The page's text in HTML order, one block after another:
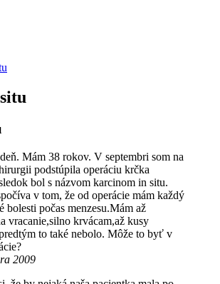
Mám 38 rokov. V septembri som na
podstúpila operáciu krčka
bol s názvom karcinom in situ.
v tom, že od operácie mám každý
bolesti počas menzesu.Mám až
vracanie,silno krvácam,až kusy
to také nebolo. Môže to byť v
2009